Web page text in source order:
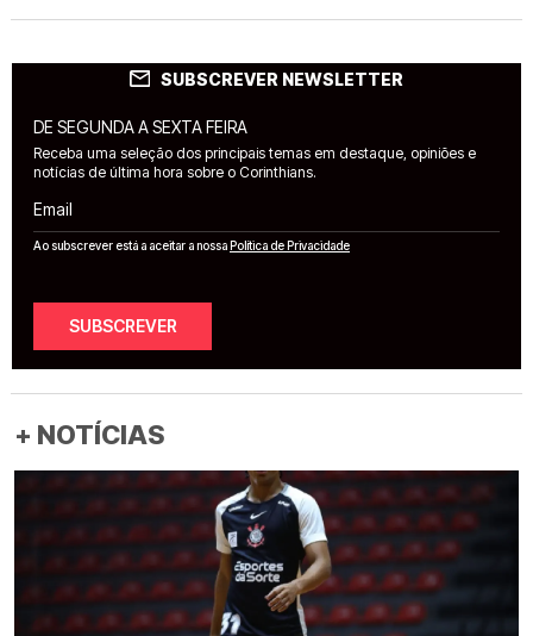
SUBSCREVER NEWSLETTER
DE SEGUNDA A SEXTA FEIRA
Receba uma seleção dos principais temas em destaque, opiniões e
notícias de última hora sobre o Corinthians.
Email
Ao subscrever está a aceitar a nossaPolítica de Privacidade
SUBSCREVER
+ NOTÍCIAS